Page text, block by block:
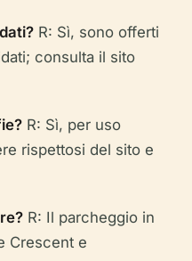
R: Sì, sono offerti
consulta il sito
R: Sì, per uso
rispettosi del sito e
R: Il parcheggio in
Crescent e